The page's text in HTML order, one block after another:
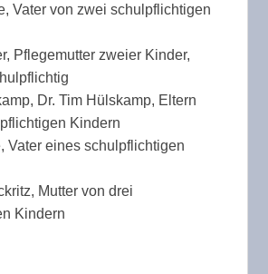
Vater von zwei schulpflichtigen
Pflegemutter zweier Kinder,
Dr. Tim Hülskamp, Eltern
Kindern
Vater eines schulpflichtigen
Mutter von drei
Kindern